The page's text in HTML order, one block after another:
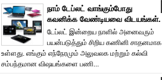
நாம் டேப்லட் வாங்கும்போது
கவனிக்க வேண்டியவை விடயங்கள்.
டேப்லட் இன்றைய நாளில் அனைவரும்
பயன்படுத்தும் சிறிய கணினி சாதனமாக
உள்ளது. எங்கும் எந்நேரமும் அலுவலக மற்றும் கல்வி
சம்பந்தமான விஷயங்களை பணி...